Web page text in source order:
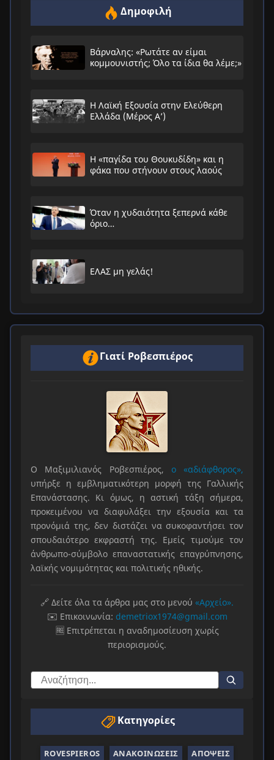
Δημοφιλή
Βάρναλης: «Ρωτάτε αν είμαι
κομμουνιστής; Όλο τα ίδια θα λέμε;»
Η Λαϊκή Εξουσία στην Ελεύθερη
Ελλάδα (Μέρος Α’)
Η «παγίδα του Θουκυδίδη» και η
φάκα που στήνουν στους λαούς
Όταν η χυδαιότητα ξεπερνά κάθε
όριο…
ΕΛΑΣ μη γελάς!
Γιατί Ροβεσπιέρος
Ο Μαξιμιλιανός Ροβεσπιέρος, ο «αδιάφθορος»,
υπήρξε η εμβληματικότερη μορφή της Γαλλικής
Επανάστασης. Κι όμως, η αστική τάξη σήμερα,
προκειμένου να διαφυλάξει την εξουσία και τα
προνόμιά της, δεν διστάζει να συκοφαντήσει τον
σπουδαιότερο εκφραστή της. Εμείς τιμούμε τον
άνθρωπο-σύμβολο επαναστατικής επαγρύπνησης,
λαϊκής νομιμότητας και πολιτικής ηθικής.
🔗 Δείτε όλα τα άρθρα μας στο μενού «Αρχείο».
✉️ Επικοινωνία: demetriox1974@gmail.com
🆓 Επιτρέπεται η αναδημοσίευση χωρίς
περιορισμούς.
Κατηγορίες
ROVESPIEROS ΑΝΑΚΟΙΝΏΣΕΙΣ
ΑΠΌΨΕΙΣ